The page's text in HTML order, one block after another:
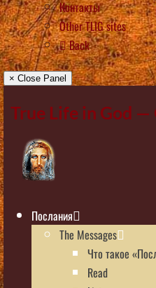
Контакты
Other TLIG sites
Back
× Close Panel
True Life in God
Послания
The Messages
Что такое
Read